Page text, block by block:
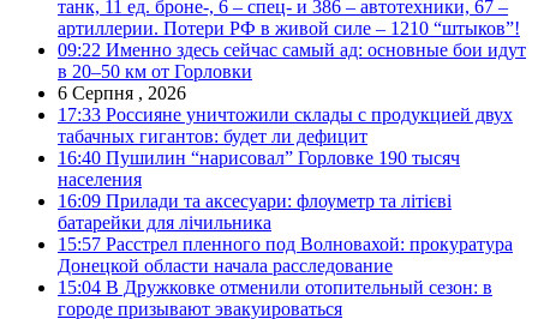
танк, 11 ед. броне-, 6 – спец- и 386 – автотехники, 67 –
артиллерии. Потери РФ в живой силе – 1210 “штыков”!
09:22 Именно здесь сейчас самый ад: основные бои идут
в 20–50 км от Горловки
6 Серпня , 2026
17:33 Россияне уничтожили склады с продукцией двух
табачных гигантов: будет ли дефицит
16:40 Пушилин “нарисовал” Горловке 190 тысяч
населения
16:09 Прилади та аксесуари: флоуметр та літієві
батарейки для лічильника
15:57 Расстрел пленного под Волновахой: прокуратура
Донецкой области начала расследование
15:04 В Дружковке отменили отопительный сезон: в
городе призывают эвакуироваться